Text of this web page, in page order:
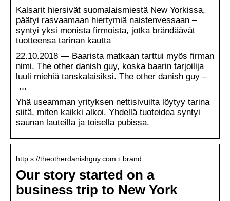
Kalsarit hiersivät suomalaismiestä New Yorkissa,
päätyi rasvaamaan hiertymiä naistenvessaan –
syntyi yksi monista firmoista, jotka brändäävät
tuotteensa tarinan kautta
22.10.2018 — Baarista matkaan tarttui myös firman
nimi, The other danish guy, koska baarin tarjoilija
luuli miehiä tanskalaisiksi. The other danish guy –
…
Yhä useamman yrityksen nettisivuilta löytyy tarina
siitä, miten kaikki alkoi. Yhdellä tuoteidea syntyi
saunan lauteilla ja toisella pubissa.
http s://theotherdanishguy.com › brand
Our story started on a
business trip to New York